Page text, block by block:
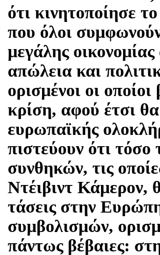
ότι κινητοποίησε
που όλοι
μεγάλης
απώλεια και
ορισμένοι οι
κρίση, αφού έτσι
ευρωπαϊκής
πιστεύουν ότι
συνθηκών, τις
Ντέιβιντ Κάμερον,
τάσεις στην
συμβολισμών,
πάντως βέβαιες: